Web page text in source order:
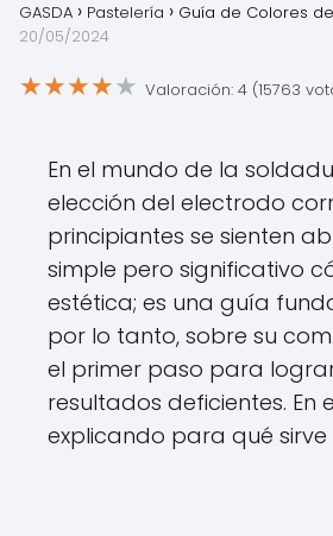
GASDA Pastelería
Guía de Colores
20/05/2024
★★★★★ Valoración: 4 (15763
En el mundo de la
elección del electrodo
principiantes se sienten
simple pero significativo
estética; es una guía
por lo tanto, sobre su
el primer paso para
resultados deficientes.
explicando para qué